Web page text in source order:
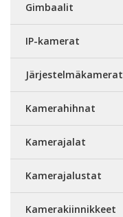
Gimbaalit
IP-kamerat
Järjestelmäkamerat
Kamerahihnat
Kamerajalat
Kamerajalustat
Kamerakiinnikkeet